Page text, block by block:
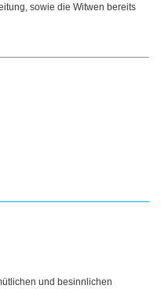
sowie die Witwen bereits
und besinnlichen